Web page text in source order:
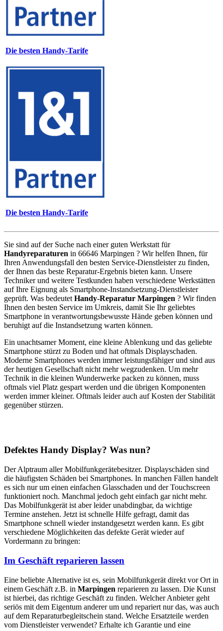
Die besten Handy-Tarife
Die besten Handy-Tarife
Sie sind auf der Suche nach einer guten Werkstatt für
Handyreparaturen in 66646 Marpingen ? Wir helfen Ihnen, für
Ihren Anwendungsfall den besten Service-Dienstleister zu finden,
der Ihnen das beste Reparatur-Ergebnis bieten kann. Unsere
Techniker und weitere Testkunden haben verschiedene Werkstätten
auf Ihre Eignung als Smartphone-Instandsetzung-Dienstleister
geprüft. Was bedeutet Handy-Reparatur Marpingen ? Wir finden
Ihnen den besten Service im Umkreis, damit Sie Ihr geliebtes
Smartphone in verantwortungsbewusste Hände geben können und
beruhigt auf die Instandsetzung warten können.
Ein unachtsamer Moment, eine kleine Ablenkung und das geliebte
Smartphone stürzt zu Boden und hat oftmals Displayschaden.
Moderne Smartphones werden immer leistungsfähiger und sind aus
der heutigen Gesellschaft nicht mehr wegzudenken. Um mehr
Technik in die kleinen Wunderwerke packen zu können, muss
oftmals viel Platz gespart werden und die übrigen Komponenten
werden immer kleiner. Oftmals leider auch auf Kosten der Stabilität
gegenüber stürzen.
Defektes Handy Display? Was nun?
Der Alptraum aller Mobilfunkgerätebesitzer. Displayschäden sind
die häufigsten Schäden bei Smartphones. In manchen Fällen handelt
es sich nur um einen einfachen Glasschaden und der Touchscreen
funktioniert noch. Manchmal jedoch geht einfach gar nicht mehr.
Das Mobilfunkgerät ist aber leider unabdingbar, da wichtige
Termine anstehen. Jetzt ist schnelle Hilfe gefragt, damit das
Smartphone schnell wieder instandgesetzt werden kann. Es gibt
verschiedene Möglichkeiten das defekte Gerät wieder auf
Vordermann zu bringen:
Im Geschäft reparieren lassen
Eine beliebte Alternative ist es, sein Mobilfunkgerät direkt vor Ort in
einem Geschäft z.B. in Marpingen reparieren zu lassen. Die Kunst
ist hierbei, das richtige Geschäft zu finden. Welcher Anbieter geht
seriös mit dem Eigentum anderer um und repariert nur das, was auch
auf dem Reparaturbegleitschein stand. Welche Ersatzteile werden
vom Dienstleister verwendet? Erhalte ich Garantie und eine